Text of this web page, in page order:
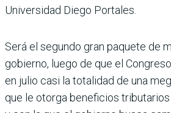
Universidad Diego Portales.
Será el segundo gran paquete de
gobierno, luego de que el
en julio casi la totalidad de una
que le otorga beneficios